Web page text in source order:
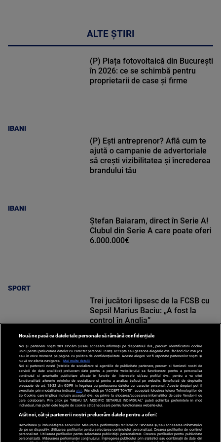
ALTE ȘTIRI
IBANI
(P) Piața fotovoltaică din București
în 2026: ce se schimbă pentru
proprietarii de case și firme
IBANI
(P) Ești antreprenor? Află cum te
ajută o campanie de advertoriale
să crești vizibilitatea și încrederea
brandului tău
SPORT
Ștefan Baiaram, direct în Serie A!
Clubul din Serie A care poate oferi
6.000.000€
SPORT
Trei jucători lipsesc de la FCSB cu
Sepsi! Marius Baciu: „A fost la
control în Anglia”
Nouă ne pasă ca datele tale personale să rămână confidențiale
Noi și partenerii noștri 201 stocăm și/sau accesăm informații pe dispozitivul dvs., precum identificatorii cookie
unici pentru prelucrarea datelor cu caracter personal. Puteți accepta sau gestiona alegerile dvs. făcând clic mai jos
sau în orice moment, pe pagina cu politica de confidențialitate. Aceste alegeri vor fi raportate partenerilor noștri și
nu vă vor afecta navigarea.
Mai multe detalii
Noi si partenerii nostri (retelele de socializare si agentiile de publicitate partenere, precum si furnizorii nostri de
servicii de date analitice) prelucram date pentru a permite website-ului sa functioneze, pentru a personaliza
continutul si anunturile publicitare afisate in functie de interesele si/sau profilul dvs., pentru a va oferi
functionalitati aferente retelelor de socializare si pentru a analiza traficul pe website. Beneficiati de drepturile
prevazute de art. 15-22 din GDPR in legatura cu prelucrarea datelor cu caracter personal. Aceste drepturi pot fi
exercitate prin modalitatea indicataaici . Prin click pe “ACCEPT TOATE”, acceptati folosirea tuturor Tehnologiilor de
tip Cookie, care implica inclusiv acceptul dvs. cu privire la stocarea/accesarea informatiilor de catre Vendor-ii cu
care colaboram. Prin click pe “VREAU SA MODIFIC SETARILE INDIVIDUAL” puteti schimba preferintele in mod
individual, mai putin cele legate de cookie strict necesare pentru functionarea website-ului.
Atât noi, cât și partenerii noștri prelucrăm datele pentru a oferi:
Dezvoltarea și îmbunătățirea serviciilor. Măsurarea performanței reclamelor. Stocarea și/sau accesarea informațiilor
de pe un dispozitiv. Utilizarea profilurilor pentru selectarea conținutului personalizat. Crearea profilurilor de conținut
personalizat. Utilizarea profilurilor pentru selectarea publicității personalizate. Crearea profilurilor pentru publicitate
personalizată. Măsurarea performanței conținutului. Înțelegerea publicului prin statistici sau combinații de date din